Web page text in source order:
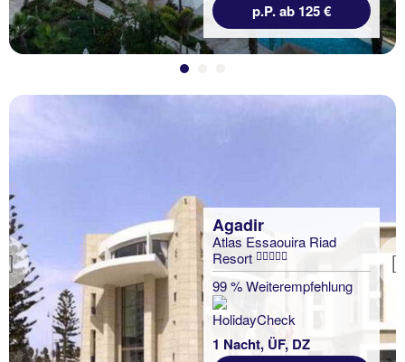
p.P. ab 125 €
Previous
Agadir
Atlas Essaouira Riad
Resort
99 % Weiterempfehlung
1 Nacht, ÜF, DZ